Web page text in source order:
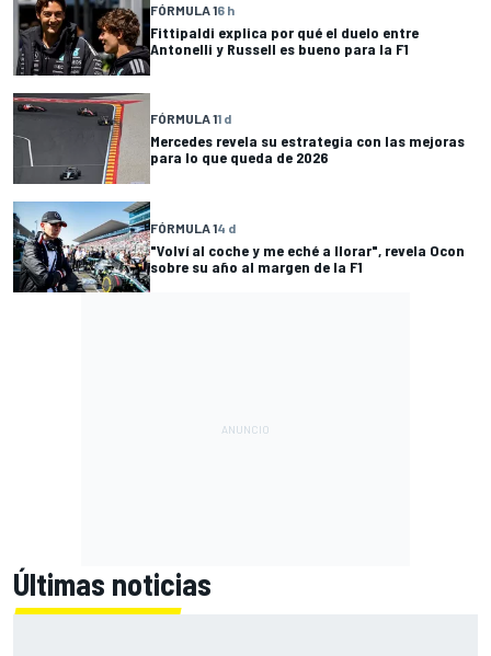
FÓRMULA 16 h
Fittipaldi explica por qué el duelo entre
Antonelli y Russell es bueno para la F1
FÓRMULA 11 d
Mercedes revela su estrategia con las mejoras
para lo que queda de 2026
FÓRMULA 14 d
"Volví al coche y me eché a llorar", revela Ocon
sobre su año al margen de la F1
Últimas noticias